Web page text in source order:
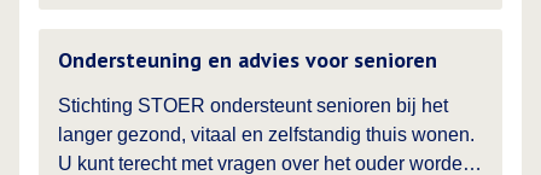
Ondersteuning en advies voor senioren
Stichting STOER ondersteunt senioren bij het
langer gezond, vitaal en zelfstandig thuis wonen.
U kunt terecht met vragen over het ouder worden